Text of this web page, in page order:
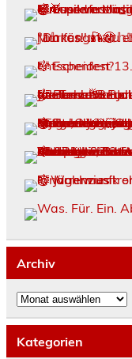
Archiv
Archiv
Kategorien